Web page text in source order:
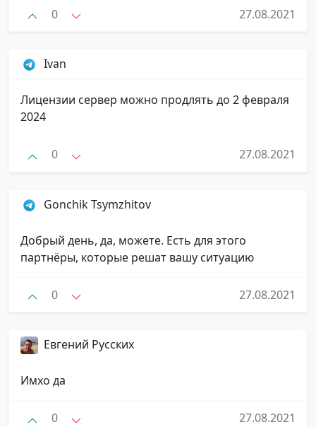
0 27.08.2021
Ivan
Лицензии сервер можно продлять до 2 февраля
2024
0 27.08.2021
Gonchik Tsymzhitov
Добрый день, да, можете. Есть для этого
партнёры, которые решат вашу ситуацию
0 27.08.2021
Евгений Русских
Имхо да
0 27.08.2021